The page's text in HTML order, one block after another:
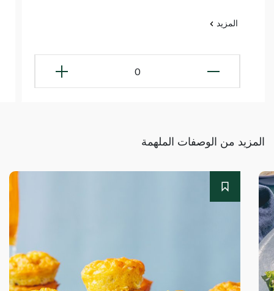
المزيد
0
المزيد من الوصفات الملهمة